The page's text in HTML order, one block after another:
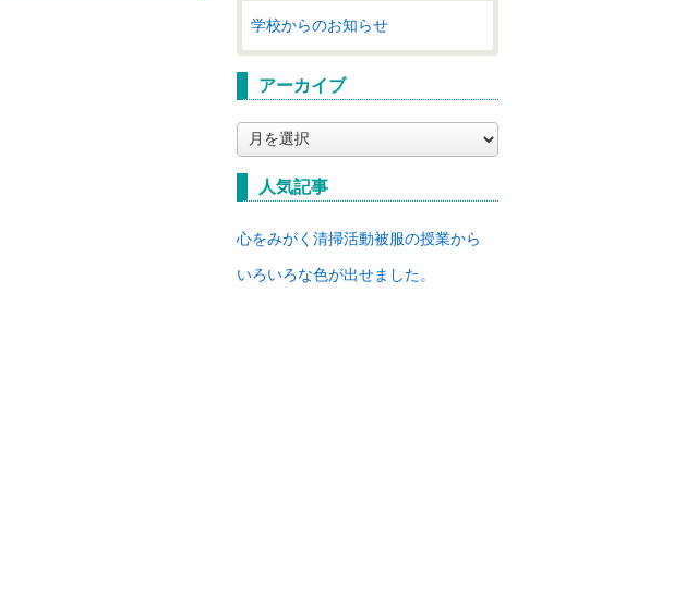
学校からのお知らせ
アーカイブ
ー
カ
イ
人気記事
心をみがく清掃活動被服の授業から
いろいろな色が出せました。